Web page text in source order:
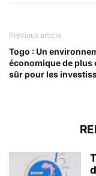
Previous article
Togo : Un
économique de plus
sûr pour les